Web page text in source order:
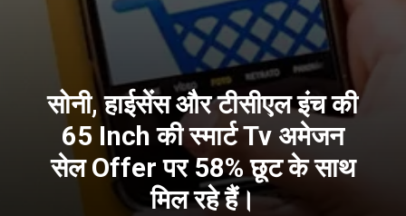
सोनी, हाईसेंस और टीसीएल इंच की
65 Inch की स्मार्ट Tv अमेजन
सेल Offer पर 58% छूट के साथ
मिल रहे हैं।